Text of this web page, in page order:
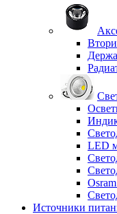
LED
Источники